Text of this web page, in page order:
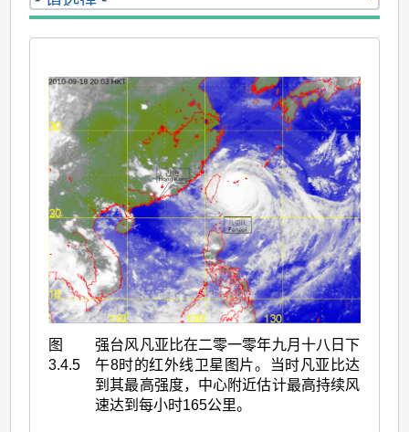
图
3.4.5
强台风凡亚比在二零一零年九月十八日下
午8时的红外线卫星图片。当时凡亚比达
到其最高强度，中心附近估计最高持续风
速达到每小时165公里。